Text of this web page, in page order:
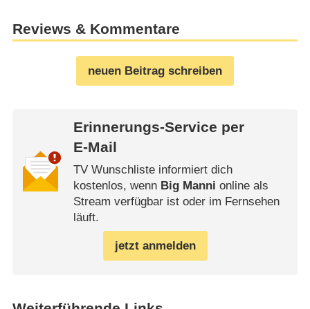
Reviews & Kommentare
neuen Beitrag schreiben
Erinnerungs-Service per
E-Mail
TV Wunschliste informiert dich
kostenlos, wenn Big Manni online als
Stream verfügbar ist oder im Fernsehen
läuft.
jetzt anmelden